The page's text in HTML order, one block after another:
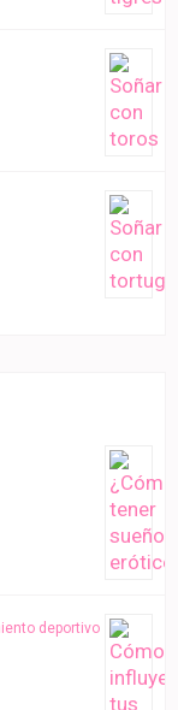
deportivo